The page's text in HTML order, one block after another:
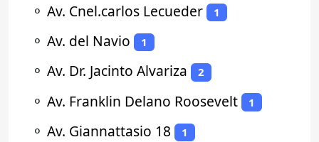
⚬ Av. Cnel.carlos Lecueder 1
⚬ Av. del Navio 1
⚬ Av. Dr. Jacinto Alvariza 2
⚬ Av. Franklin Delano Roosevelt 1
⚬ Av. Giannattasio 18 1